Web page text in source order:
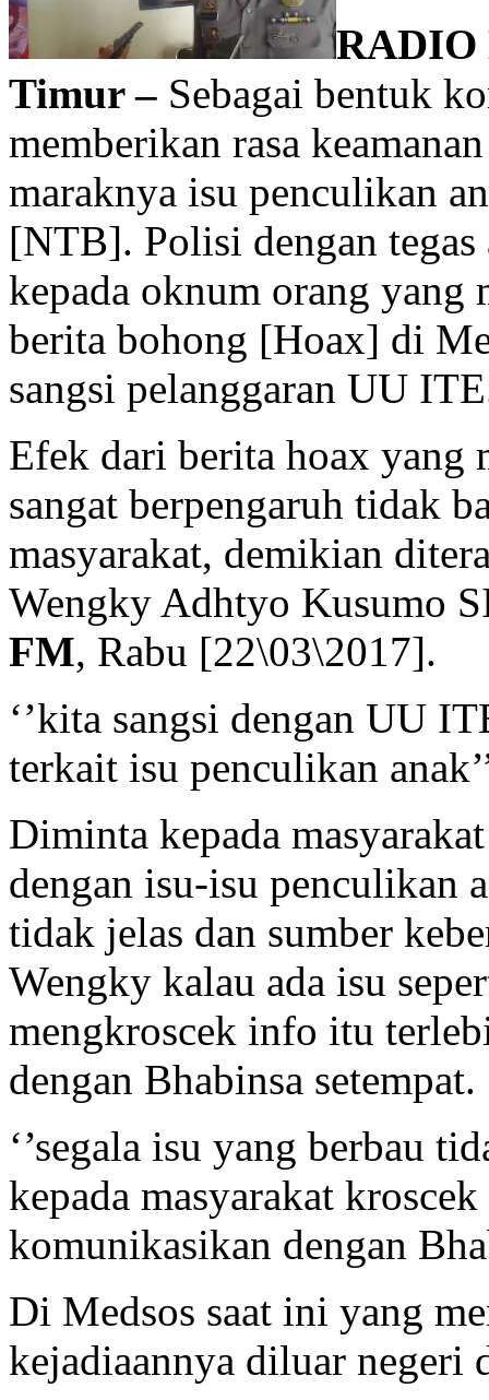
RADIO
Timur – Sebagai bentuk
memberikan rasa
maraknya isu penculikan
[NTB]. Polisi dengan
kepada oknum orang yang
berita bohong [Hoax] di
sangsi pelanggaran UU
Efek dari berita hoax yang
sangat berpengaruh tidak
masyarakat, demikian
Wengky Adhtyo Kusumo
FM, Rabu [22\03\2017].
‘’kita sangsi dengan UU
terkait isu penculikan
Diminta kepada
dengan isu-isu penculikan
tidak jelas dan sumber
Wengky kalau ada isu
mengkroscek info itu
dengan Bhabinsa setempat.
‘’segala isu yang berbau
kepada masyarakat
komunikasikan dengan
Di Medsos saat ini yang
kejadiaannya diluar negeri